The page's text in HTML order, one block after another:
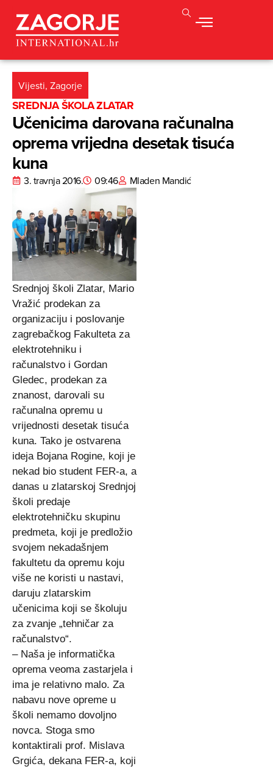
Vijesti, Zagorje
SREDNJA ŠKOLA ZLATAR
Učenicima darovana računalna
oprema vrijedna desetak tisuća
kuna
3. travnja 2016. 09:46 Mladen Mandić
Srednjoj školi Zlatar, Mario
Vražić prodekan za
organizaciju i poslovanje
zagrebačkog Fakulteta za
elektrotehniku i
računalstvo i Gordan
Gledec, prodekan za
znanost, darovali su
računalna opremu u
vrijednosti desetak tisuća
kuna. Tako je ostvarena
ideja Bojana Rogine, koji je
nekad bio student FER-a, a
danas u zlatarskoj Srednjoj
školi predaje
elektrotehničku skupinu
predmeta, koji je predložio
svojem nekadašnjem
fakultetu da opremu koju
više ne koristi u nastavi,
daruju zlatarskim
učenicima koji se školuju
za zvanje „tehničar za
računalstvo“.
– Naša je informatička
oprema veoma zastarjela i
ima je relativno malo. Za
nabavu nove opreme u
školi nemamo dovoljno
novca. Stoga smo
kontaktirali prof. Mislava
Grgića, dekana FER-a, koji